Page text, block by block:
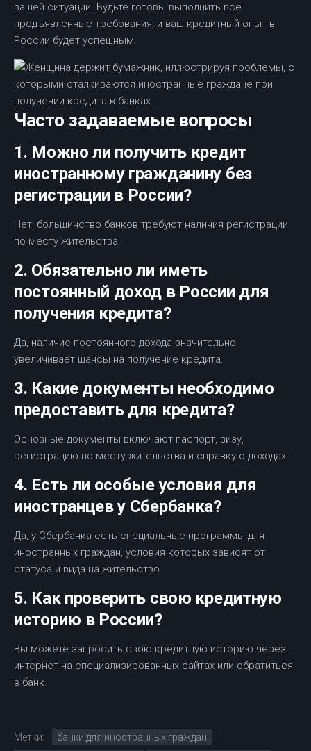
вашей ситуации. Будьте готовы выполнить все
предъявленные требования, и ваш кредитный опыт в
России будет успешным.
Часто задаваемые вопросы
1. Можно ли получить кредит
иностранному гражданину без
регистрации в России?
Нет, большинство банков требуют наличия регистрации
по месту жительства.
2. Обязательно ли иметь
постоянный доход в России для
получения кредита?
Да, наличие постоянного дохода значительно
увеличивает шансы на получение кредита.
3. Какие документы необходимо
предоставить для кредита?
Основные документы включают паспорт, визу,
регистрацию по месту жительства и справку о доходах.
4. Есть ли особые условия для
иностранцев у Сбербанка?
Да, у Сбербанка есть специальные программы для
иностранных граждан, условия которых зависят от
статуса и вида на жительство.
5. Как проверить свою кредитную
историю в России?
Вы можете запросить свою кредитную историю через
интернет на специализированных сайтах или обратиться
в банк.
Метки:
банки для иностранных граждан